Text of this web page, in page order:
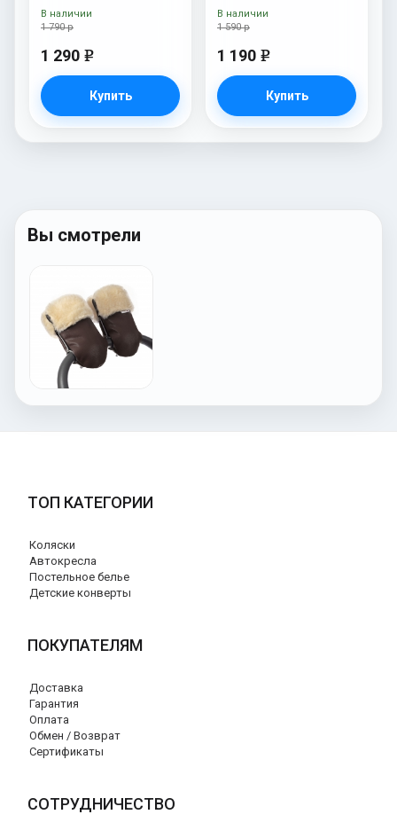
шерсть) Beige
1 790 р
1 290 e
Купить
В наличии
Beige
1 590 р
1 190 e
Купить
В наличии
Вы смотрели
ТОП КАТЕГОРИИ
Коляски
Автокресла
Постельное белье
Детские конверты
ПОКУПАТЕЛЯМ
Доставка
Гарантия
Оплата
Обмен / Возврат
Сертификаты
СОТРУДНИЧЕСТВО